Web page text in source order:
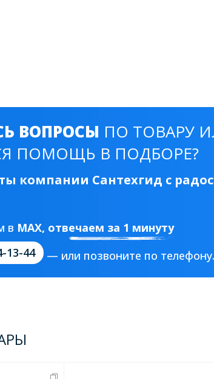
ВОПРОСЫ ПО ТОВАРУ
ПОМОЩЬ В ПОДБОРЕ?
компании Сантехгид с
в MAX, отвечаем за 1 минуту
13-44
— или позвоните по телефону.